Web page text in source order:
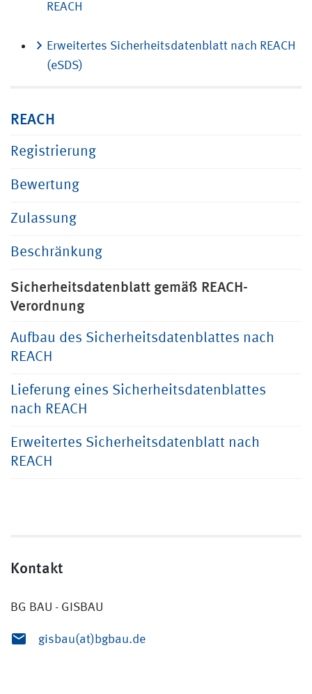
REACH
Erweitertes Sicherheitsdatenblatt nach REACH
(eSDS)
REACH
Registrierung
Bewertung
Zulassung
Beschränkung
Sicherheitsdatenblatt gemäß REACH-
Verordnung
Aufbau des Sicherheitsdatenblattes nach
REACH
Lieferung eines Sicherheitsdatenblattes
nach REACH
Erweitertes Sicherheitsdatenblatt nach
REACH
Kontakt
BG BAU - GISBAU
gisbau(at)bgbau.de